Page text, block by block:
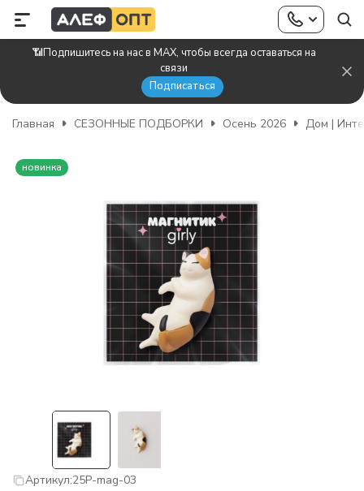
📶Подпишитесь на нас в MAX, чтобы всегда оставаться на
связи
Подписаться
Главная СЕЗОННЫЕ ПОДБОРКИ Осень 2026 Дом |
новинка
Артикул:25P-mag-03